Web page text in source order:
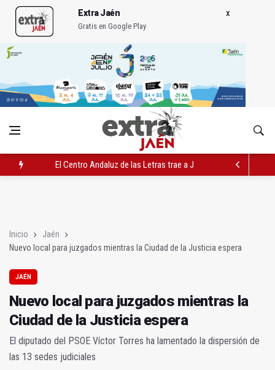
Extra Jaén
Gratis en Google Play
El Centro Andaluz de las Letras trae a Jaén al filósofo Omar
Inicio
Jaén
Nuevo local para juzgados mientras la Ciudad de la Justicia espera
JAÉN
Nuevo local para juzgados mientras la
Ciudad de la Justicia espera
El diputado del PSOE Víctor Torres ha lamentado la dispersión de
las 13 sedes judiciales